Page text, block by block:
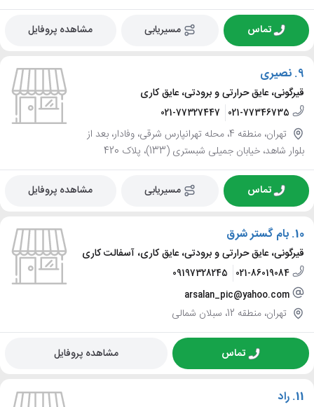
تماس مسیریابی مشاهده پروفایل
9. نصیری
قیرگونی، عایق حرارتی و برودتی، عایق کاری
021-77346735
021-77327447
تهران، منطقه 4، محله تهرانپارس شرقی، وفادار، بعد از
بلوار شاهد، خیابان جمیلی شبستری (133)، پلاک 420
تماس مسیریابی مشاهده پروفایل
10. بام گستر شرق
قیرگونی، عایق حرارتی و برودتی، عایق کاری، آسفالت کاری
021-86019084
09197328245
arsalan_pic@yahoo.com
تهران، منطقه 12، سبلان شمالی
تماس مشاهده پروفایل
11. راد